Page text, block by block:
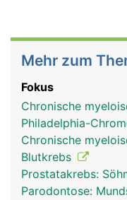
Mehr zum
Fokus
Chronische
Philadelphia-
Chronische
Blutkrebs
Prostatakrebs:
Parodontose: